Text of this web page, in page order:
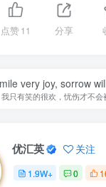
点赞11 分享
very joy, sorrow
我只有笑的很欢，忧伤才不会
优汇英 关注
1.9W+ 0